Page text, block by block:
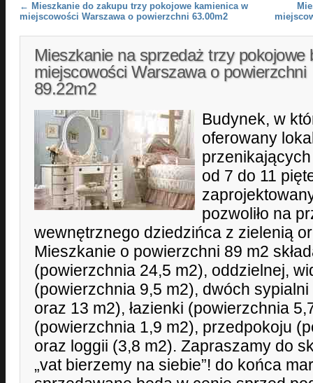
Post navigation
← Mieszkanie do zakupu trzy pokojowe kamienica w
miejscowości Warszawa o powierzchni 63.00m2
Mieszkanie na sprzedaż trzy pokojowe
miejscowości Warszawa o powierzchni
89.22m2
Budynek, w
oferowany
od 7 do 11
pozwoliło na
wewnętrznego dziedzińca z zielenią
Mieszkanie o powierzchni 89 m2
(powierzchnia 24,5 m2), oddzielnej,
(powierzchnia 9,5 m2), dwóch
oraz 13 m2), łazienki (powierzchnia
(powierzchnia 1,9 m2), przedpokoju
oraz loggii (3,8 m2). Zapraszamy do
„vat bierzemy na siebie”! do końca